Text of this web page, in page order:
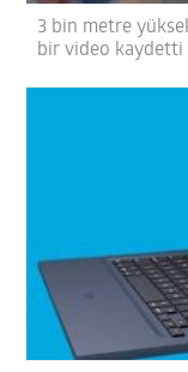
3 bin metre
bir video kaydetti